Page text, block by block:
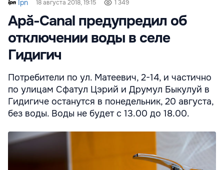
Ipn 18 августа 2018, 19:15 1 349
Apă-Canal предупредил об
отключении воды в селе
Гидигич
Потребители по ул. Матеевич, 2-14, и частично
по улицам Сфатул Цэрий и Друмул Быкулуй в
Гидигиче останутся в понедельник, 20 августа,
без воды. Воды не будет с 13.00 до 18.00.